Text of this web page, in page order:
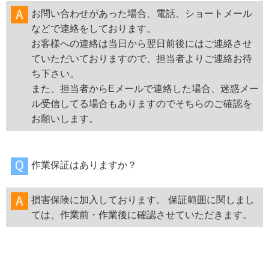
お問い合わせがあった場合、電話、ショートメール
などで連絡をしております。
お客様への連絡は当日から翌日前後にはご連絡させ
ていただいておりますので、担当者よりご連絡お待
ち下さい。
また、担当者からEメールで連絡した場合、迷惑メー
ル受信してる場合もありますのでそちらのご確認を
お願いします。
作業保証はありますか？
損害保険に加入しております。 保証範囲に関しまし
ては、作業前・作業後に確認させていただきます。